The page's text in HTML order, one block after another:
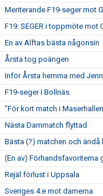
Meriterande F19-seger mot
F19: SEGER i toppmöte mot
En av Alftas bästa någonsin
Årsta tog poängen
Inför Årsta hemma med
F19-seger i Bollnäs
"För kort match i
Nästa Dammatch flyttad
Bästa (?) matchen och ändå
(En av) Förhandsfavoriterna
Rejäl förlust i Uppsala
Sveriges 4:e mot damerna